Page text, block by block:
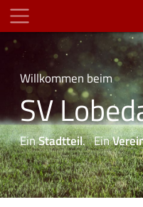
Willkommen beim
SV
EinStadtteil. Ein